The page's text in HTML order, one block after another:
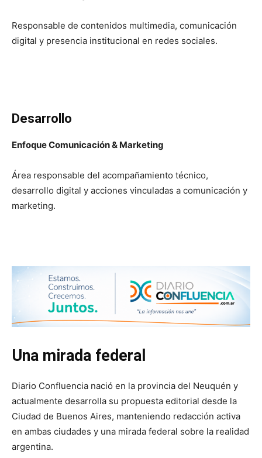
Responsable de contenidos multimedia, comunicación
digital y presencia institucional en redes sociales.
Desarrollo
Enfoque Comunicación & Marketing
Área responsable del acompañamiento técnico,
desarrollo digital y acciones vinculadas a comunicación y
marketing.
Una mirada federal
Diario Confluencia nació en la provincia del Neuquén y
actualmente desarrolla su propuesta editorial desde la
Ciudad de Buenos Aires, manteniendo redacción activa
en ambas ciudades y una mirada federal sobre la realidad
argentina.